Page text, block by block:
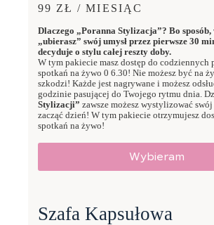
99 ZŁ / MIESIĄC
Dlaczego „Poranna Stylizacja”? Bo
„ubierasz” swój umysł przez pierwsze 30
decyduje o stylu całej reszty doby.
W tym pakiecie masz dostęp do codziennych
spotkań na żywo 0 6.30! Nie możesz być na
szkodzi! Każde jest nagrywane i możesz
godzinie pasującej do Twojego rytmu dnia.
Stylizacji” zawsze możesz wystylizować
zacząć dzień! W tym pakiecie otrzymujesz
spotkań na żywo!
Wybieram
Szafa Kapsułowa